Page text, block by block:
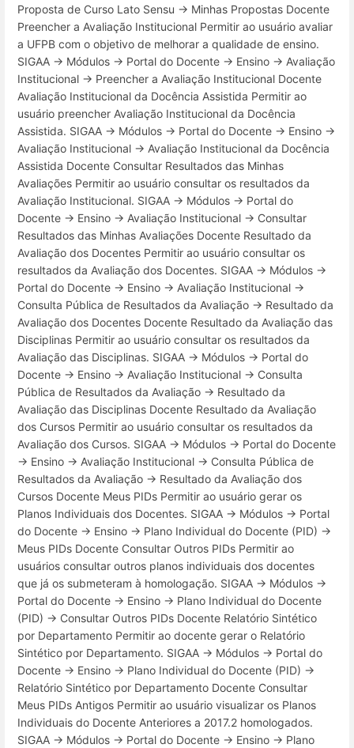
Proposta de Curso Lato Sensu → Minhas Propostas Docente
Preencher a Avaliação Institucional Permitir ao usuário avaliar
a UFPB com o objetivo de melhorar a qualidade de ensino.
SIGAA → Módulos → Portal do Docente → Ensino → Avaliação
Institucional → Preencher a Avaliação Institucional Docente
Avaliação Institucional da Docência Assistida Permitir ao
usuário preencher Avaliação Institucional da Docência
Assistida. SIGAA → Módulos → Portal do Docente → Ensino →
Avaliação Institucional → Avaliação Institucional da Docência
Assistida Docente Consultar Resultados das Minhas
Avaliações Permitir ao usuário consultar os resultados da
Avaliação Institucional. SIGAA → Módulos → Portal do
Docente → Ensino → Avaliação Institucional → Consultar
Resultados das Minhas Avaliações Docente Resultado da
Avaliação dos Docentes Permitir ao usuário consultar os
resultados da Avaliação dos Docentes. SIGAA → Módulos →
Portal do Docente → Ensino → Avaliação Institucional →
Consulta Pública de Resultados da Avaliação → Resultado da
Avaliação dos Docentes Docente Resultado da Avaliação das
Disciplinas Permitir ao usuário consultar os resultados da
Avaliação das Disciplinas. SIGAA → Módulos → Portal do
Docente → Ensino → Avaliação Institucional → Consulta
Pública de Resultados da Avaliação → Resultado da
Avaliação das Disciplinas Docente Resultado da Avaliação
dos Cursos Permitir ao usuário consultar os resultados da
Avaliação dos Cursos. SIGAA → Módulos → Portal do Docente
→ Ensino → Avaliação Institucional → Consulta Pública de
Resultados da Avaliação → Resultado da Avaliação dos
Cursos Docente Meus PIDs Permitir ao usuário gerar os
Planos Individuais dos Docentes. SIGAA → Módulos → Portal
do Docente → Ensino → Plano Individual do Docente (PID) →
Meus PIDs Docente Consultar Outros PIDs Permitir ao
usuários consultar outros planos individuais dos docentes
que já os submeteram à homologação. SIGAA → Módulos →
Portal do Docente → Ensino → Plano Individual do Docente
(PID) → Consultar Outros PIDs Docente Relatório Sintético
por Departamento Permitir ao docente gerar o Relatório
Sintético por Departamento. SIGAA → Módulos → Portal do
Docente → Ensino → Plano Individual do Docente (PID) →
Relatório Sintético por Departamento Docente Consultar
Meus PIDs Antigos Permitir ao usuário visualizar os Planos
Individuais do Docente Anteriores a 2017.2 homologados.
SIGAA → Módulos → Portal do Docente → Ensino → Plano